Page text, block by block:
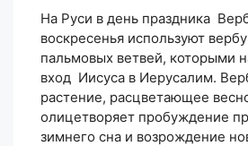
На Руси в день праздника
воскресенья используют
пальмовых ветвей, которыми
вход Иисуса в Иерусалим.
растение, расцветающее
олицетворяет пробуждение
зимнего сна и возрождение